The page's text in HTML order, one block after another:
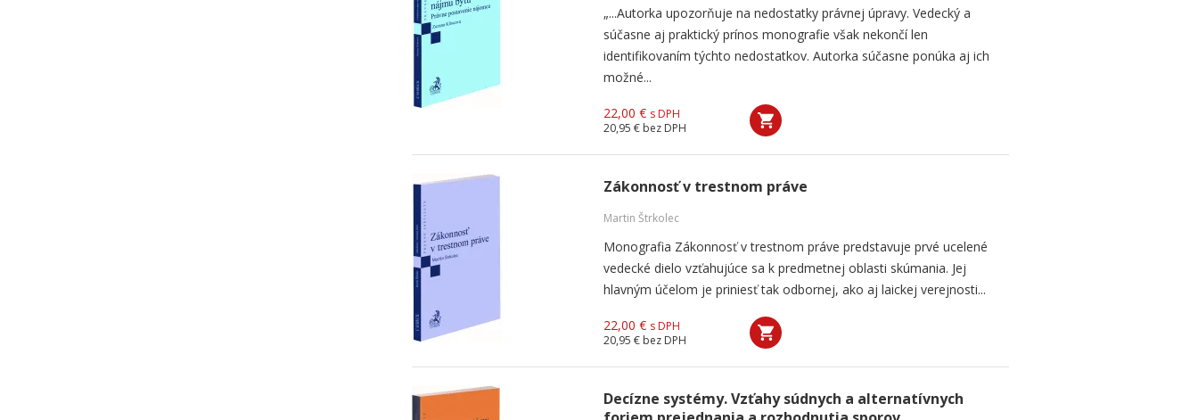
„...Autorka upozorňuje na nedostatky právnej úpravy. Vedecký a
súčasne aj praktický prínos monografie však nekončí len
identifikovaním týchto nedostatkov. Autorka súčasne ponúka aj ich
možné...
22,00 € s DPH
20,95 € bez DPH
Zákonnosť v trestnom práve
Martin Štrkolec
Monografia Zákonnosť v trestnom práve predstavuje prvé ucelené
vedecké dielo vzťahujúce sa k predmetnej oblasti skúmania. Jej
hlavným účelom je priniesť tak odbornej, ako aj laickej verejnosti...
22,00 € s DPH
20,95 € bez DPH
Decízne systémy. Vzťahy súdnych a alternatívnych